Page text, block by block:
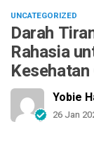
UNCATEGORIZED
Darah
Rahasia
Yobie
26 Jan